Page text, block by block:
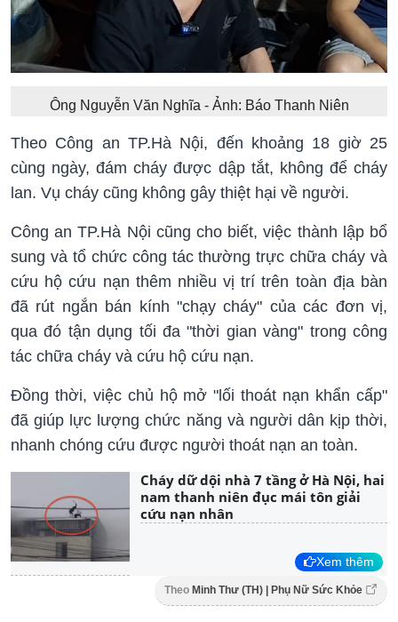
Ông Nguyễn Văn Nghĩa - Ảnh: Báo Thanh Niên
Theo Công an TP.Hà Nội, đến khoảng 18 giờ 25
cùng ngày, đám cháy được dập tắt, không để cháy
lan. Vụ cháy cũng không gây thiệt hại về người.
Công an TP.Hà Nội cũng cho biết, việc thành lập bổ
sung và tổ chức công tác thường trực chữa cháy và
cứu hộ cứu nạn thêm nhiều vị trí trên toàn địa bàn
đã rút ngắn bán kính "chạy cháy" của các đơn vị,
qua đó tận dụng tối đa "thời gian vàng" trong công
tác chữa cháy và cứu hộ cứu nạn.
Đồng thời, việc chủ hộ mở "lối thoát nạn khẩn cấp"
đã giúp lực lượng chức năng và người dân kịp thời,
nhanh chóng cứu được người thoát nạn an toàn.
Cháy dữ dội nhà 7 tầng ở Hà Nội, hai
nam thanh niên đục mái tôn giải
cứu nạn nhân
Xem thêm
Theo Minh Thư (TH) | Phụ Nữ Sức Khỏe